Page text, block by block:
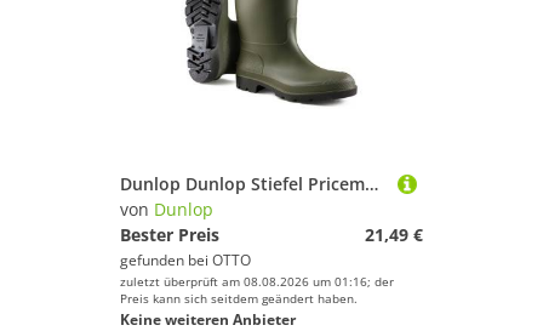
Dunlop Dunlop Stiefel Pricemastor grün ohne Schutzkappe Gummistiefel
von Dunlop
Bester Preis
21,49 €
gefunden bei OTTO
zuletzt überprüft am 08.08.2026 um 01:16; der
Preis kann sich seitdem geändert haben.
Keine weiteren Anbieter